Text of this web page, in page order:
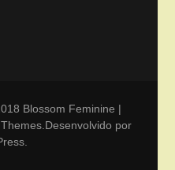
Blossom Feminine |
.Desenvolvido por
.